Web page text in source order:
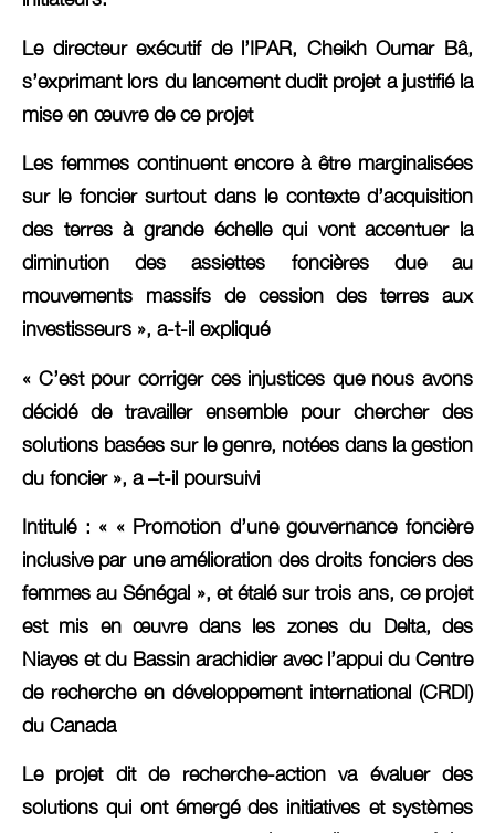
Le directeur exécutif de l’IPAR, Cheikh Oumar Bâ,
s’exprimant lors du lancement dudit projet a justifié la
mise en œuvre de ce projet
Les femmes continuent encore à être marginalisées
sur le foncier surtout dans le contexte d’acquisition
des terres à grande échelle qui vont accentuer la
diminution des assiettes foncières due au
mouvements massifs de cession des terres aux
investisseurs », a-t-il expliqué
« C’est pour corriger ces injustices que nous avons
décidé de travailler ensemble pour chercher des
solutions basées sur le genre, notées dans la gestion
du foncier », a –t-il poursuivi
Intitulé : « « Promotion d’une gouvernance foncière
inclusive par une amélioration des droits fonciers des
femmes au Sénégal », et étalé sur trois ans, ce projet
est mis en œuvre dans les zones du Delta, des
Niayes et du Bassin arachidier avec l’appui du Centre
de recherche en développement international (CRDI)
du Canada
Le projet dit de recherche-action va évaluer des
solutions qui ont émergé des initiatives et systèmes